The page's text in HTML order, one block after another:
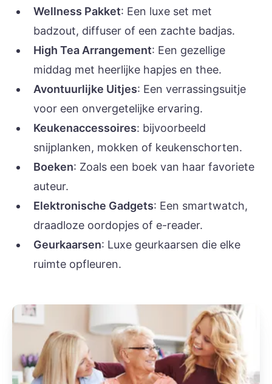
Wellness Pakket: Een luxe set met
badzout, diffuser of een zachte badjas.
High Tea Arrangement: Een gezellige
middag met heerlijke hapjes en thee.
Avontuurlijke Uitjes: Een verrassingsuitje
voor een onvergetelijke ervaring.
Keukenaccessoires: bijvoorbeeld
snijplanken, mokken of keukenschorten.
Boeken: Zoals een boek van haar favoriete
auteur.
Elektronische Gadgets: Een smartwatch,
draadloze oordopjes of e-reader.
Geurkaarsen: Luxe geurkaarsen die elke
ruimte opfleuren.